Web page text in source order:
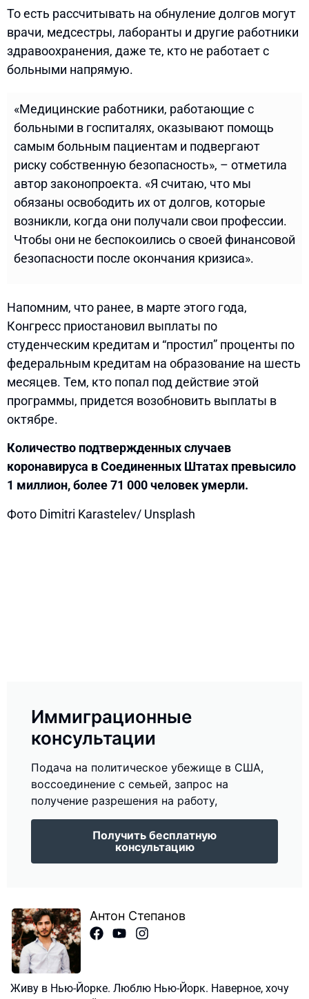
То есть рассчитывать на обнуление долгов могут
врачи, медсестры, лаборанты и другие работники
здравоохранения, даже те, кто не работает с
больными напрямую.
«Медицинские работники, работающие с
больными в госпиталях, оказывают помощь
самым больным пациентам и подвергают
риску собственную безопасность», – отметила
автор законопроекта. «Я считаю, что мы
обязаны освободить их от долгов, которые
возникли, когда они получали свои профессии.
Чтобы они не беспокоились о своей финансовой
безопасности после окончания кризиса».
Напомним, что ранее, в марте этого года,
Конгресс приостановил выплаты по
студенческим кредитам и “простил” проценты по
федеральным кредитам на образование на шесть
месяцев. Тем, кто попал под действие этой
программы, придется возобновить выплаты в
октябре.
Количество подтвержденных случаев
коронавируса в Соединенных Штатах превысило
1 миллион, более 71 000 человек умерли.
Фото Dimitri Karastelev/ Unsplash
Иммиграционные
консультации
Подача на политическое убежище в США,
воссоединение с семьей, запрос на
получение разрешения на работу,
Получить бесплатную
консультацию
Антон Степанов
Живу в Нью-Йорке. Люблю Нью-Йорк. Наверное, хочу